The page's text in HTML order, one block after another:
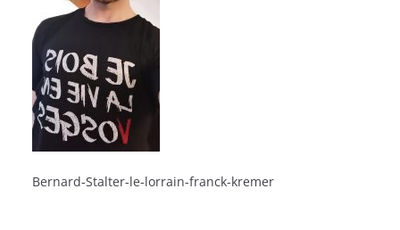
Bernard-Stalter-le-lorrain-franck-kremer